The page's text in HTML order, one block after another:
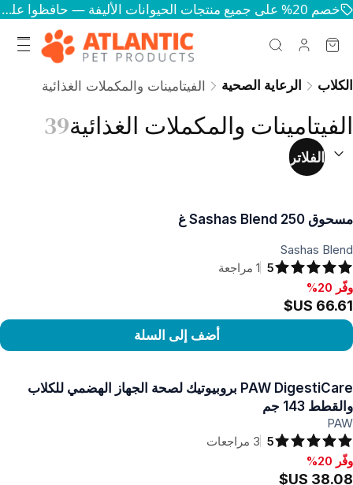
خصم 20% على جميع منتجات الحيوانات الأليفة — حافظوا على سعادة وصحة حيواناتكم
الكلاب الرعاية الصحية الفيتامينات والمكملات الغذائية
الفيتامينات والمكملات الغذائية39
ترتيب حسب: اختياري)
الفلاتر
مسحوق Sashas Blend 250 غ
Sashas Blend
5
1 مراجعة
وفّر 20%, ‏66.61 US$
وفّر 20%
أضف إلى السلة
PAW DigestiCare بروبيوتيك لصحة الجهاز الهضمي للكلاب
والقطط 143 جم
PAW
5
3 مراجعات
وفّر 20%, ‏38.08 US$
وفّر 20%